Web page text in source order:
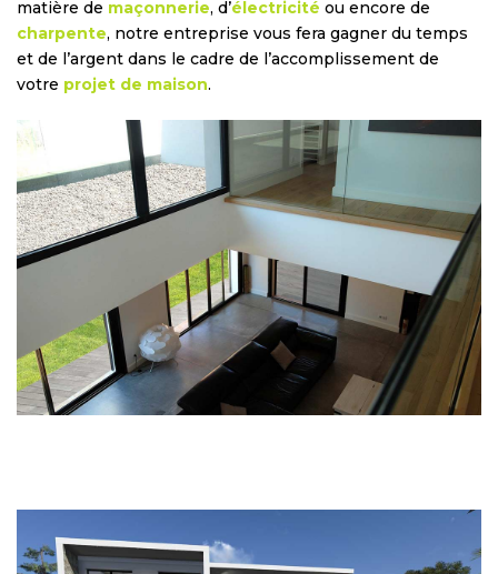
matière de maçonnerie, d’électricité ou encore de
charpente, notre entreprise vous fera gagner du temps
et de l’argent dans le cadre de l’accomplissement de
votre projet de maison.